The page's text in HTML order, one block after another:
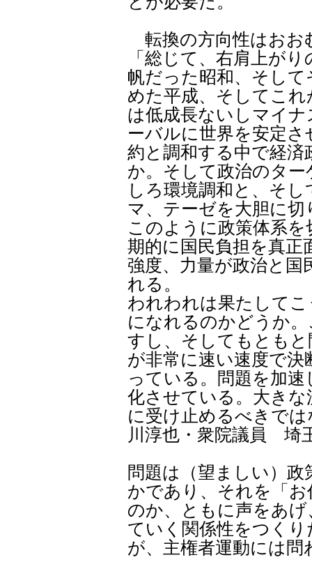
転換の方向性はおお
「総じて、右肩上が
帆だった昭和、そし
めた平成、そしてこ
は低成長ないしマイ
ーバルに世界を安定
約と調和する中で経済
か。そして政治のタ
しろ環境調和と、そ
マ、テーゼを大胆に
このように政策体系
期的に国民負担を真
強度、力量が政治と国
れる。
われわれは果たして
になれるのかどうか
すし、そしてもとも
が非常に速い速度で
っている。問題を加
化させている。大き
に受け止めるべきで
川淳也・衆院議員 埼
問題は（望ましい）
かであり、それを「
のか、ともに声をあ
ていく関係性をつく
が、主権者運動には問